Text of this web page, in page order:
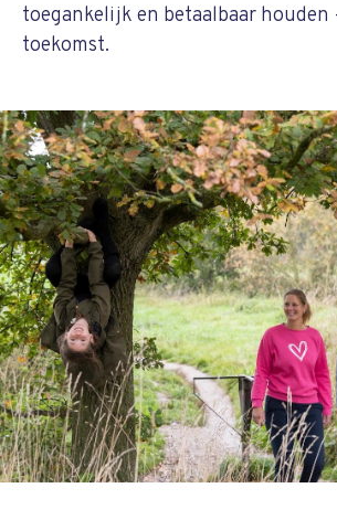
toegankelijk en betaalbaar houden
toekomst.